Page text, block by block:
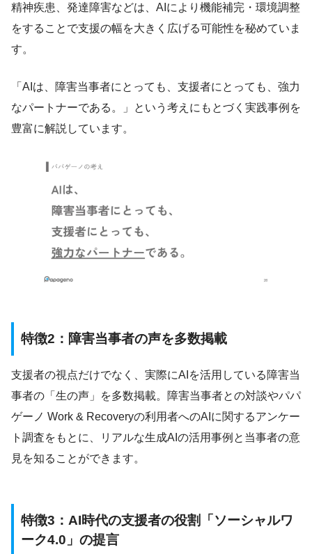
精神疾患、発達障害などは、AIにより機能補完・環境調整
をすることで支援の幅を大きく広げる可能性を秘めていま
す。
「AIは、障害当事者にとっても、支援者にとっても、強力
なパートナーである。」という考えにもとづく実践事例を
豊富に解説しています。
特徴2：障害当事者の声を多数掲載
支援者の視点だけでなく、実際にAIを活用している障害当
事者の「生の声」を多数掲載。障害当事者との対談やパパ
ゲーノ Work & Recoveryの利用者へのAIに関するアンケー
ト調査をもとに、リアルな生成AIの活用事例と当事者の意
見を知ることができます。
特徴3：AI時代の支援者の役割「ソーシャルワ
ーク4.0」の提言